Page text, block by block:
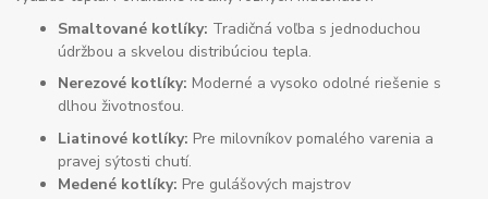
Smaltované kotlíky: Tradičná voľba s jednoduchou
údržbou a skvelou distribúciou tepla.
Nerezové kotlíky: Moderné a vysoko odolné riešenie s
dlhou životnosťou.
Liatinové kotlíky: Pre milovníkov pomalého varenia a
pravej sýtosti chutí.
Medené kotlíky: Pre gulášových majstrov